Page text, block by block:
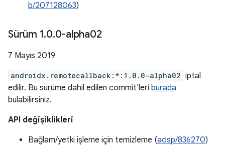
b/207128063)
Sürüm 1.0.0-alpha02
7 Mayıs 2019
androidx.remotecallback:*:1.0.0-alpha02 iptal
edilir. Bu sürüme dahil edilen commit'leri burada
bulabilirsiniz.
API değişiklikleri
Bağlam/yetki işleme için temizleme (aosp/836270)